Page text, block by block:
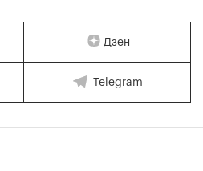
Дзен
Telegram